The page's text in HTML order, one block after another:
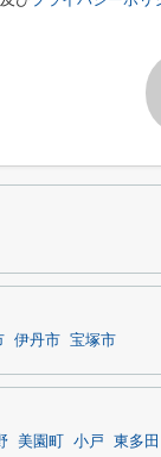
伊丹市 宝塚市
美園町 小戸 東多田